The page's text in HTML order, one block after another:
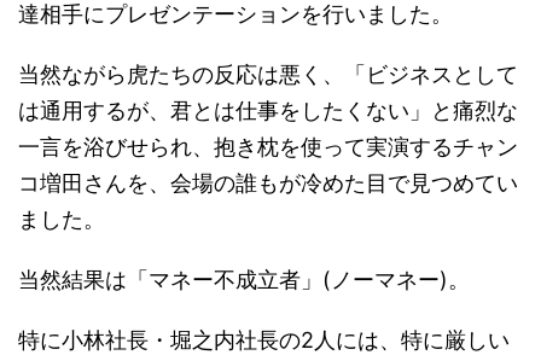
達相手にプレゼンテーションを行いました。
当然ながら虎たちの反応は悪く、「ビジネスとして
は通用するが、君とは仕事をしたくない」と痛烈な
一言を浴びせられ、抱き枕を使って実演するチャン
コ増田さんを、会場の誰もが冷めた目で見つめてい
ました。
当然結果は「マネー不成立者」(ノーマネー)。
特に小林社長・堀之内社長の2人には、特に厳しい